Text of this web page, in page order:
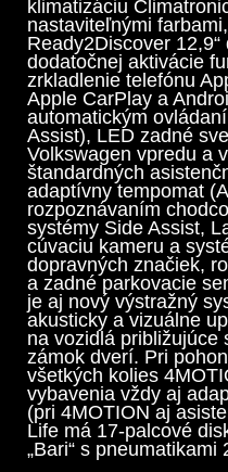
klimatizáciu
nastaviteľnými
Ready2Discover
dodatočnej aktivácie
zrkladlenie telefónu
Apple CarPlay a
automatickým
Assist), LED zadné
Volkswagen vpredu a
štandardných
adaptívny tempomat
rozpoznávaním
systémy Side Assist,
cúvaciu kameru a
dopravných značiek,
a zadné parkovacie
je aj nový výstražný
akusticky a vizuálne
na vozidlá približujúce
zámok dverí. Pri
všetkých kolies
vybavenia vždy aj
(pri 4MOTION aj
Life má 17-palcové
„Bari“ s pneumatikami